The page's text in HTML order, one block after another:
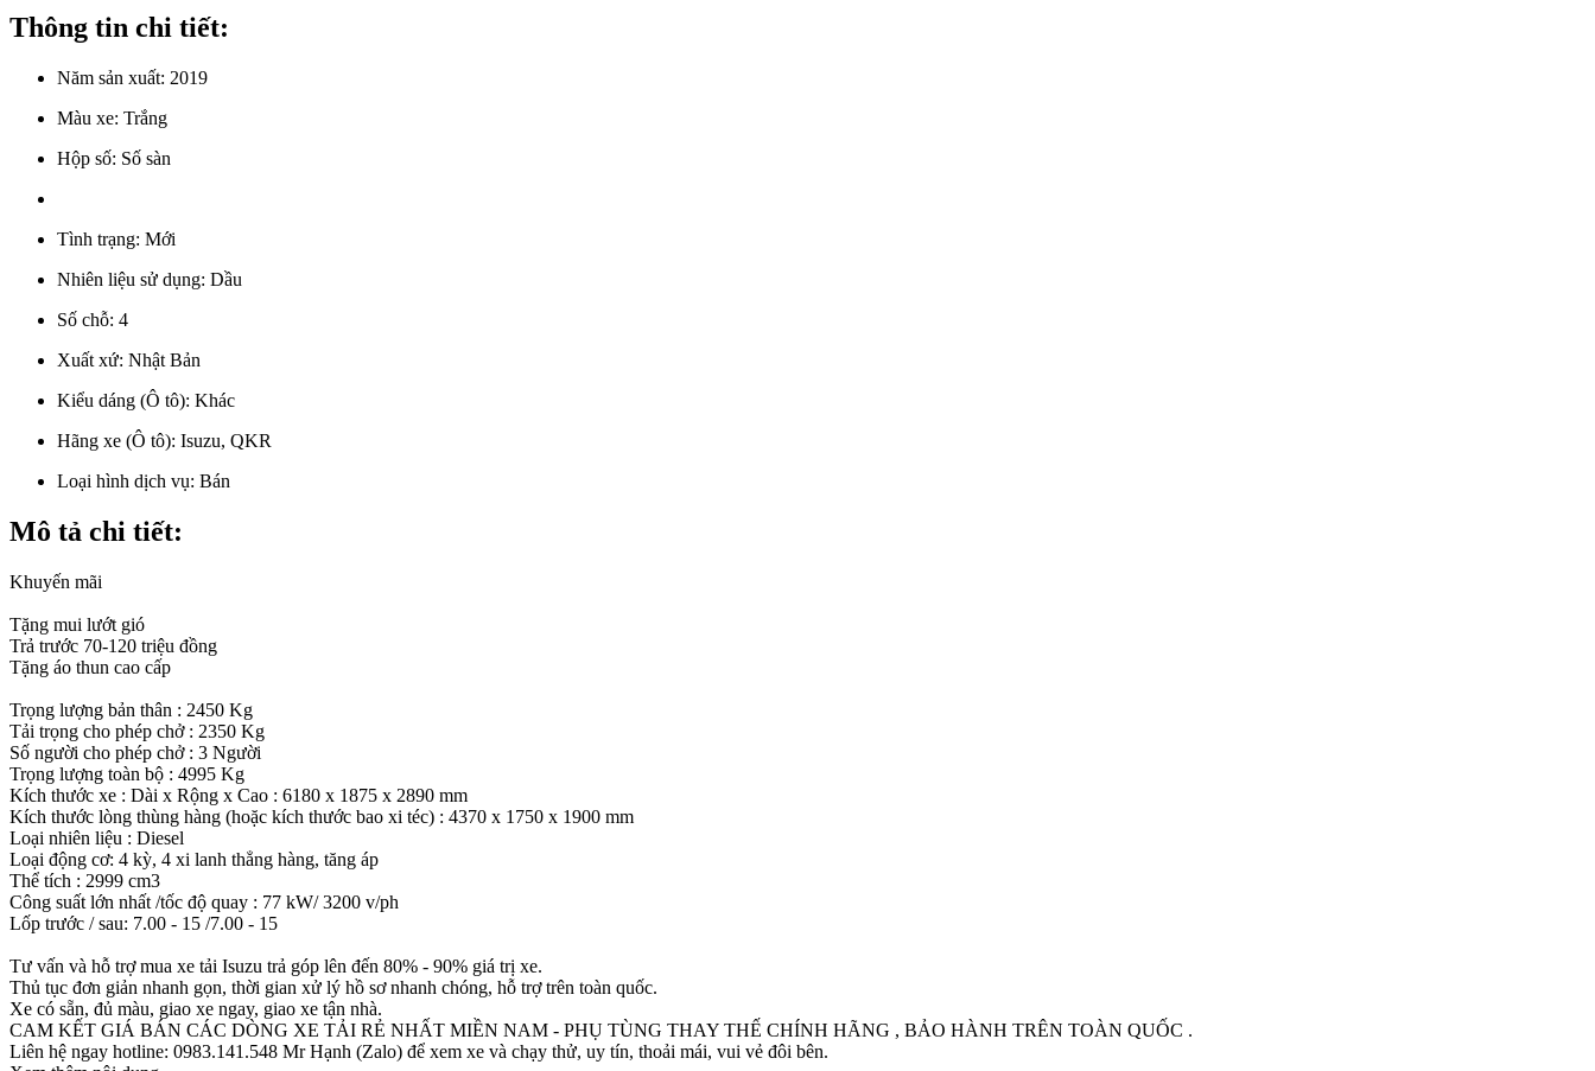
Thông tin chi tiết:
Năm sản xuất: 2019
Màu xe: Trắng
Hộp số: Số sàn
Tình trạng: Mới
Nhiên liệu sử dụng: Dầu
Số chỗ: 4
Xuất xứ: Nhật Bản
Kiểu dáng (Ô tô): Khác
Hãng xe (Ô tô): Isuzu, QKR
Loại hình dịch vụ: Bán
Mô tả chi tiết:
Khuyến mãi
Tặng mui lướt gió
Trả trước 70-120 triệu đồng
Tặng áo thun cao cấp
Trọng lượng bản thân : 2450 Kg
Tải trọng cho phép chở : 2350 Kg
Số người cho phép chở : 3 Người
Trọng lượng toàn bộ : 4995 Kg
Kích thước xe : Dài x Rộng x Cao : 6180 x 1875 x 2890 mm
Kích thước lòng thùng hàng (hoặc kích thước bao xi téc) : 4370 x 1750 x 1900 mm
Loại nhiên liệu : Diesel
Loại động cơ: 4 kỳ, 4 xi lanh thẳng hàng, tăng áp
Thể tích : 2999 cm3
Công suất lớn nhất /tốc độ quay : 77 kW/ 3200 v/ph
Lốp trước / sau: 7.00 - 15 /7.00 - 15
Tư vấn và hỗ trợ mua xe tải Isuzu trả góp lên đến 80% - 90% giá trị xe.
Thủ tục đơn giản nhanh gọn, thời gian xử lý hồ sơ nhanh chóng, hỗ trợ trên toàn quốc.
Xe có sẵn, đủ màu, giao xe ngay, giao xe tận nhà.
CAM KẾT GIÁ BÁN CÁC DÒNG XE TẢI RẺ NHẤT MIỀN NAM - PHỤ TÙNG THAY THẾ CHÍNH HÃNG , BẢO HÀNH TRÊN TOÀN QUỐC .
Liên hệ ngay hotline: 0983.141.548 Mr Hạnh (Zalo) để xem xe và chạy thử, uy tín, thoải mái, vui vẻ đôi bên.